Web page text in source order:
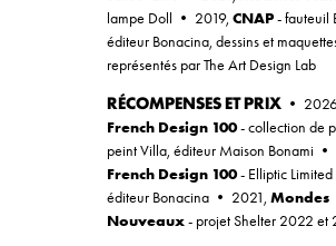
lampe Doll • 2019,CNAP- fauteuil
éditeur Bonacina, dessins et
représentés par The Art Design Lab
RÉCOMPENSES ET PRIX •
French Design 100- collection de
peint Villa, éditeur Maison Bonami
French Design 100- Elliptic Limited
éditeur Bonacina • 2021,Mondes
Nouveaux- projet Shelter 2022 et